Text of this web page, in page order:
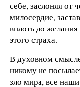
себе, заслоняя от
милосердие,
вплоть до
этого страха.
В духовном
никому не
зло мира, все